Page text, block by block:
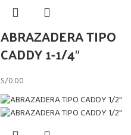
ABRAZADERA TIPO
CADDY 1-1/4″
S/0.00